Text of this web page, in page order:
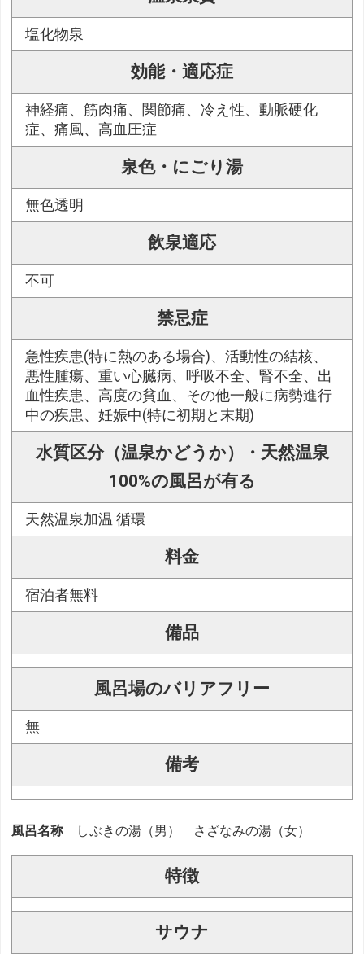
塩化物泉
効能・適応症
神経痛、筋肉痛、関節痛、冷え性、動脈硬化
症、痛風、高血圧症
泉色・にごり湯
無色透明
飲泉適応
不可
禁忌症
急性疾患(特に熱のある場合)、活動性の結核、
悪性腫瘍、重い心臓病、呼吸不全、腎不全、出
血性疾患、高度の貧血、その他一般に病勢進行
中の疾患、妊娠中(特に初期と末期)
水質区分（温泉かどうか）・天然温泉
100%の風呂が有る
天然温泉加温 循環
料金
宿泊者無料
備品
風呂場のバリアフリー
無
備考
風呂名称 しぶきの湯（男） さざなみの湯（女）
特徴
サウナ